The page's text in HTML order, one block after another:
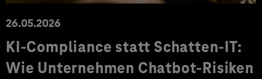
26.05.2026
KI-Compliance statt Schatten-IT:
Wie Unternehmen Chatbot-Risiken